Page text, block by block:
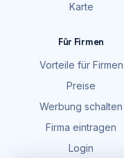
Karte
Für Firmen
Vorteile für Firmen
Preise
Werbung schalten
Firma eintragen
Login